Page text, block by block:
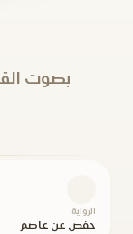
بصوت
الرواية
حفص عن عاصم